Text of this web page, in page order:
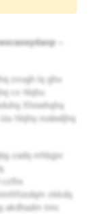
–
zxugh lq ghu
cx hlqhu
Xhowhqhq
hlqhq nuäiwljhq
zadq mhbgsr
zkkdq
akdhadm tmc